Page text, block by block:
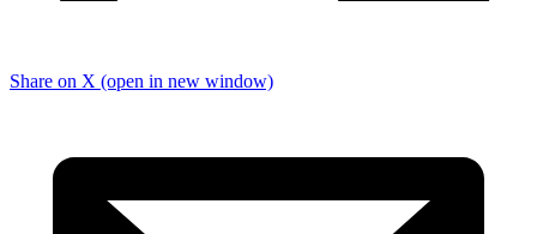
Share on X (open in new window)